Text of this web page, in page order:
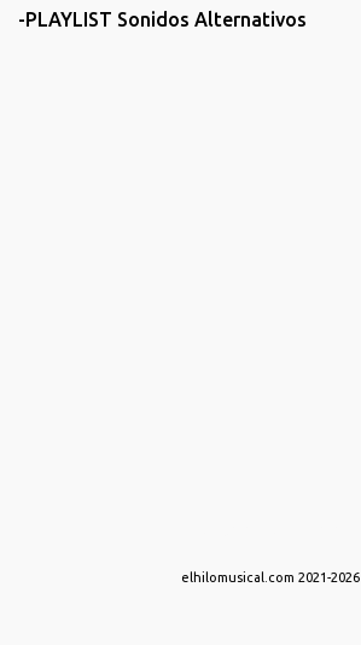
-PLAYLIST Sonidos Alternativos
elhilomusical.com 2021-2026